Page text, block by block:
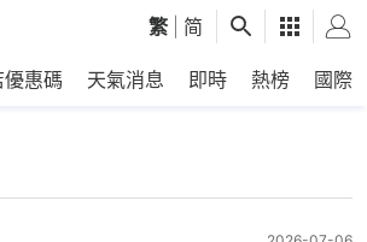
繁 简
惠碼 天氣消息 即時 熱榜 國際